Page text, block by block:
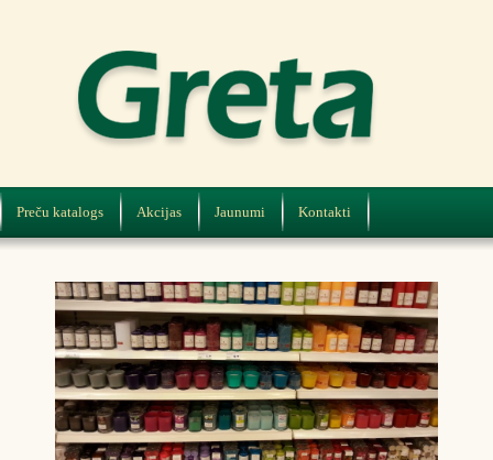
Preču katalogs Akcijas Jaunumi Kontakti